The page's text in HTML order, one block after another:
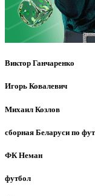
Виктор Ганчаренко
Игорь Ковалевич
Михаил Козлов
сборная Беларуси по
ФК Неман
футбол